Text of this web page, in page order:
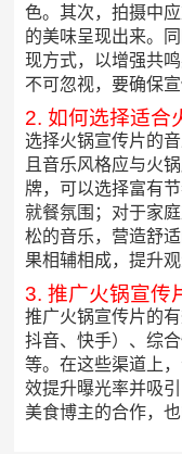
色。其次，拍摄中
的美味呈现出来。
现方式，以增强共
不可忽视，要确保
2. 如何选择适合
选择火锅宣传片的
且音乐风格应与火
牌，可以选择富有
就餐氛围；对于家
松的音乐，营造舒
果相辅相成，提升
3. 推广火锅宣传
推广火锅宣传片的
抖音、快手）、综
等。在这些渠道上
效提升曝光率并吸
美食博主的合作，